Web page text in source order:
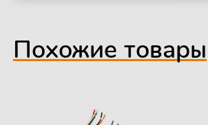
Похожие товары